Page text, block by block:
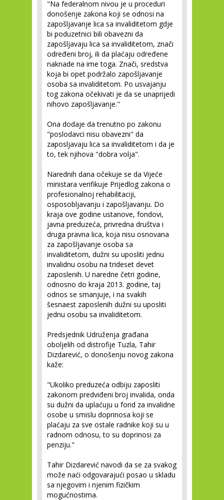
"Na federalnom nivou je u proceduri
donošenje zakona koji se odnosi na
zapošljavanje lica sa invaliditetom gdje
bi poduzetnici bili obavezni da
zapošljavaju lica sa invaliditetom, znači
određeni broj, ili da plaćaju određene
naknade na ime toga. Znači, sredstva
koja bi opet podržalo zapošljavanje
osoba sa invaliditetom. Po usvajanju
tog zakona očekivati je da se unaprijedi
nihovo zapošljavanje."
Ona dodaje da trenutno po zakonu
"poslodavci nisu obavezni" da
zaposljavaju lica sa invaliditetom i da je
to, tek njihova "dobra volja".
Narednih dana očekuje se da Vijeće
ministara verifikuje Prijedlog zakona o
profesionalnoj rehabilitaciji,
osposobljavanju i zapošljavanju. Do
kraja ove godine ustanove, fondovi,
javna preduzeća, privredna društva i
druga pravna lica, koja nisu osnovana
za zapošljavanje osoba sa
invaliditetom, dužni su uposliti jednu
invalidnu osobu na trideset devet
zaposlenih. U naredne četri godine,
odnosno do kraja 2013. godine, taj
odnos se smanjuje, i na svakih
šesnaest zaposlenih dužni su uposliti
jednu osobu sa invaliditetom.
Predsjednik Udruženja građana
oboljelih od distrofije Tuzla, Tahir
Dizdarević, o donošenju novog zakona
kaže:
"Ukoliko preduzeća odbiju zaposliti
zakonom predviđeni broj invalida, onda
su dužni da uplaćuju u fond za invalidne
osobe u smislu doprinosa koji se
plaćaju za sve ostale radnike koji su u
radnom odnosu, to su doprinosi za
penziju."
Tahir Dizdarević navodi da se za svakog
može naći odgovarajući posao u skladu
sa njegovim i njenim fizičkim
mogućnostima.